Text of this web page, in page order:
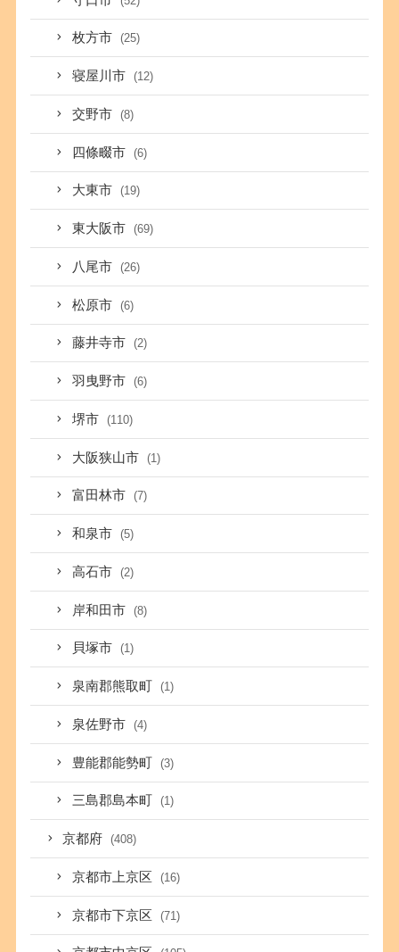
枚方市 (25)
寝屋川市 (12)
交野市 (8)
四條畷市 (6)
大東市 (19)
東大阪市 (69)
八尾市 (26)
松原市 (6)
藤井寺市 (2)
羽曳野市 (6)
堺市 (110)
大阪狭山市 (1)
富田林市 (7)
和泉市 (5)
高石市 (2)
岸和田市 (8)
貝塚市 (1)
泉南郡熊取町 (1)
泉佐野市 (4)
豊能郡能勢町 (3)
三島郡島本町 (1)
京都府 (408)
京都市上京区 (16)
京都市下京区 (71)